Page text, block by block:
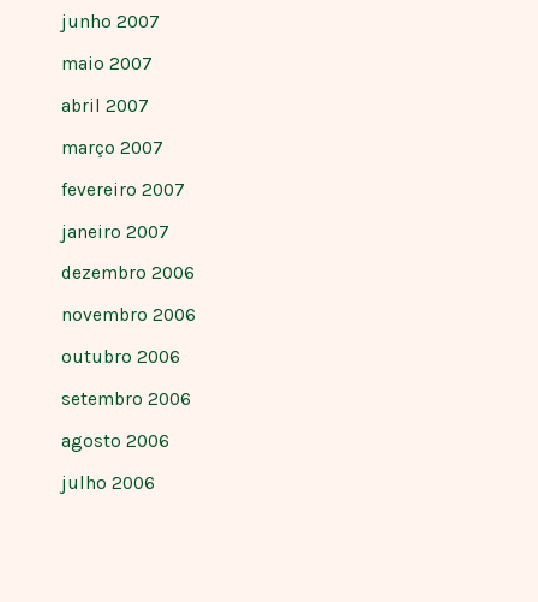
junho 2007
maio 2007
abril 2007
março 2007
fevereiro 2007
janeiro 2007
dezembro 2006
novembro 2006
outubro 2006
setembro 2006
agosto 2006
julho 2006